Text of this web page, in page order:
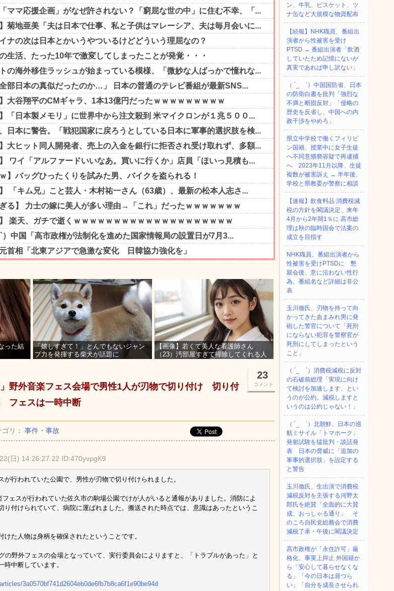
った結
「嬉しすぎて！」とんでもないジャン
プ力を発揮する柴犬が話題に
【画像】若くて美人な看護師さん
（23）汚部屋すぎて掃除してくれる人
23
コメント
」野外音楽フェス会場で男性1人が刃物で切り付け 切り付
フェスは一時中断
リ： 事件・事故
日) 14:26:27.22 ID:470yvpgK9
が行われていた公園で、男性が刃物で切り付けられました。
フェスが行われていた佐久市の駒場公園でけが人がいると通報がありました。消防によ
り付けられていて、病院に運ばれました。搬送された時点では、意識はあったというこ
けた人物は身柄を確保されたということです。
の野外フェスの会場となっていて、実行委員会によりますと、「トラブルがあった」と
時中断しています。
3a0570bf741d2604eb0de6fb7b8ca6f1e90be94d
ン、牛乳、ビスケット、ツ
ナ缶など大規模な物資配布
【続報】NHK職員、番組出
演者から性被害を受け
PTSD → 番組出演者「飲酒
していたため記憶にないが
真実であれば申し訳ない」
（ ´_ゝ`）中国国防省、日本
の防衛白書を批判「強烈な
不満と断固反対」「侵略の
歴史を反省し、中国への内
政干渉をやめろ」
県立中学校で働くフィリピ
ン国籍、授業中に女子生徒
へ不同意猥褻容疑で再逮捕
へ 2023年11月以降、生徒
複数が被害訴え → 半年後、
学校と県教委が警察に相談
【速報】飲食料品 消費税減
税の方針を閣議決定、来年
4月から2年間1％に 高市総
理は秋の臨時国会で法案の
成立を目指す
NHK職員、番組出演者から
性被害を受けPTSDに 懇
親会後、意に沿わない性行
為、番組名など詳細は非公
表
玉川徹氏、刃物を持って向
かってきた血まみれ男に発
砲した警官について「死刑
にならない犯罪を警察官が
死刑にしてしまったという
こと」
（ ´_ゝ`）消費税減税に反対
の石破前総理「実現に向け
て検討を加速します、とい
うのが公約。減税しますと
いうのは公約じゃない！」
（ ´_ゝ`）北朝鮮、日本の巡
航ミサイル「‌トマホーク」
発射試験を猛批判・談話発
表 日本の脅威に「追加の
軍事的選択肢」を設定する
と警告
玉川徹氏、生出演で消費税
減税反対を主張する河野太
郎氏を絶賛「全面的に大賛
成、おっしゃる通り」 そ
のころ自民党総務会で消費
減税了承・午後に閣議決定
高市政権が「永住許可」厳
格化、事実上抑止 外国籍か
ら「安心して暮らせなくな
る」「今の日本は居づら
い」「自分を成長させられ